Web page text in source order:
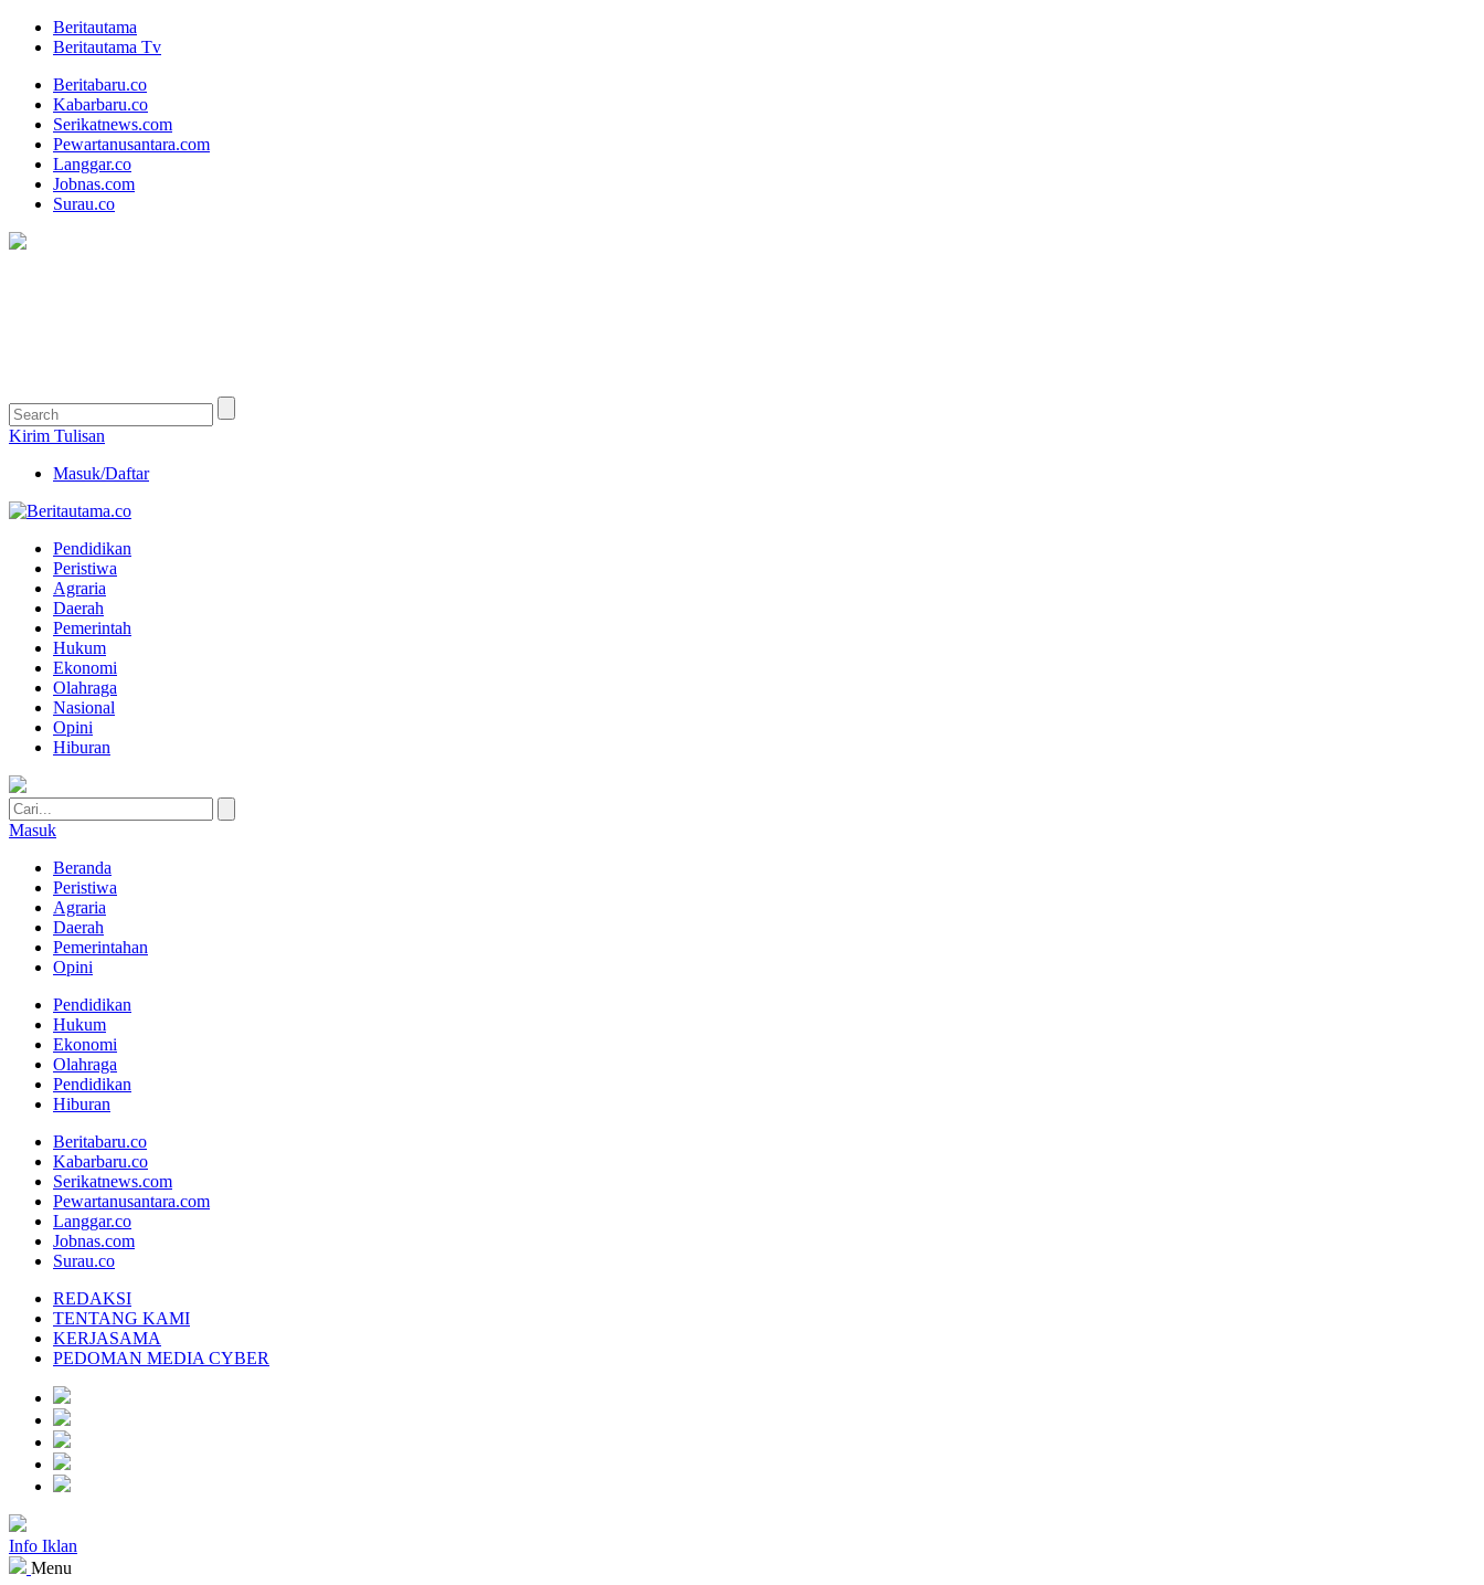
Beritautama
Beritautama Tv
Beritabaru.co
Kabarbaru.co
Serikatnews.com
Pewartanusantara.com
Langgar.co
Jobnas.com
Surau.co
Kirim Tulisan
Masuk/Daftar
Pendidikan
Peristiwa
Agraria
Daerah
Pemerintah
Hukum
Ekonomi
Olahraga
Nasional
Opini
Hiburan
Masuk
Beranda
Peristiwa
Agraria
Daerah
Pemerintahan
Opini
Pendidikan
Hukum
Ekonomi
Olahraga
Pendidikan
Hiburan
Beritabaru.co
Kabarbaru.co
Serikatnews.com
Pewartanusantara.com
Langgar.co
Jobnas.com
Surau.co
REDAKSI
TENTANG KAMI
KERJASAMA
PEDOMAN MEDIA CYBER
Info Iklan
Menu